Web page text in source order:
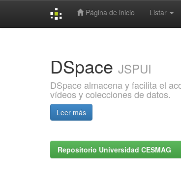
Página de inicio Listar
DSpace JSPUI
DSpace almacena y facilita el
vídeos y colecciones de datos.
Leer más
Repositorio Universidad CESMAG